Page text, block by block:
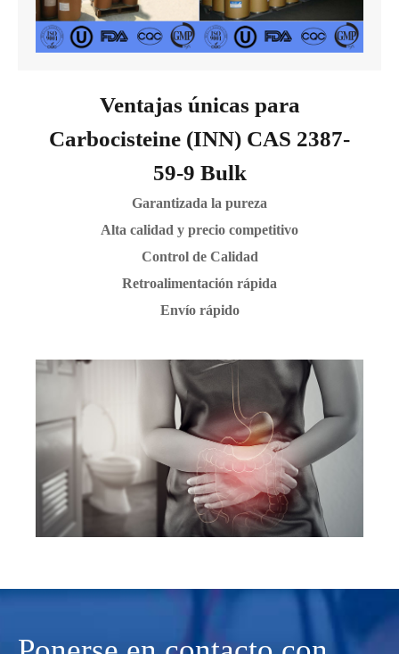
Ventajas únicas para
Carbocisteine (INN) CAS 2387-
59-9 Bulk
Garantizada la pureza
Alta calidad y precio competitivo
Control de Calidad
Retroalimentación rápida
Envío rápido